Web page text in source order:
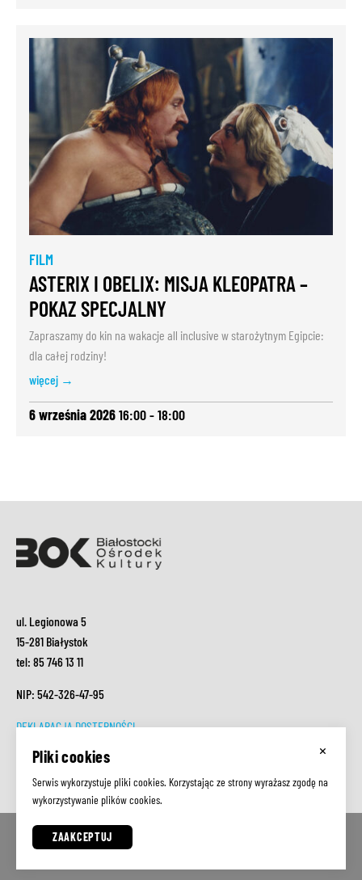
FILM
ASTERIX I OBELIX: MISJA KLEOPATRA –
POKAZ SPECJALNY
Zapraszamy do kin na wakacje all inclusive w starożytnym Egipcie:
dla całej rodziny!
więcej →
6 września 202616:00 - 18:00
ul. Legionowa 5
15-281 Białystok
tel: 85 746 13 11
NIP: 542-326-47-95
DEKLARACJA DOSTĘPNOŚCI
ZAMÓWIENIA PUBLICZNE
Facebook Youtube
Pliki cookies
Serwis wykorzystuje pliki cookies. Korzystając ze strony wyrażasz zgodę na
wykorzystywanie plików cookies.
ZAAKCEPTUJ
×